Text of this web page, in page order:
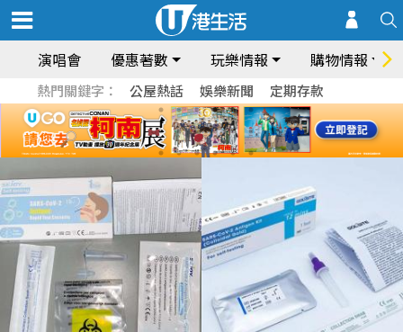
演唱會 優惠著數 玩樂情報 購物情報
熱門關鍵字： 公屋熱話 娛樂新聞 定期存款